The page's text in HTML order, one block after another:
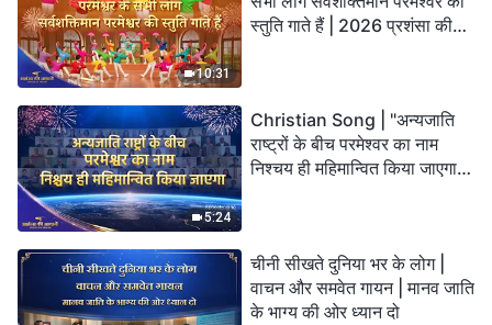
10:31
स्तुति गाते हैं | 2026 प्रशंसा की
5:24
Christian Song | "अन्यजाति
राष्ट्रों के बीच परमेश्वर का नाम
निश्चय ही महिमान्वित किया जाएगा" |
चीनी सीखते दुनिया भर के लोग |
वाचन और समवेत गायन | मानव जाति
के भाग्य की ओर ध्यान दो